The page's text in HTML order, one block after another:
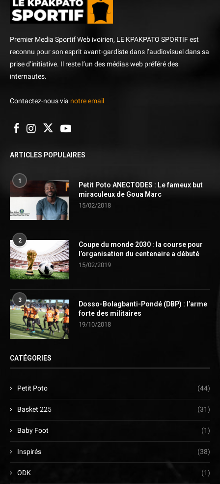
Premier Media Sportif Web ivoirien, LE KPAKPATO SPORTIF est
reconnu pour son esprit avant-gardiste dans l’audiovisuel dans sa
prise d’initiative. Il reste l’un des médias web préféré des
internautes.
Contactez-nous via notre email
ARTICLES POPULAIRES
1
Petit Poto ANECTODES : Le fameux but
miraculeux de Goua Marc
15/02/2018
2
Coupe du monde 2030 : la course pour
l’organisation du centenaire a débuté
15/02/2019
3
Dosso-Bolagbanti-Pondé (DBP) : l’arme
forte des militaires
19/10/2018
CATÉGORIES
Petit Poto (44)
Basket 225 (31)
Baby Foot (1)
Inspirés (38)
ODK (1)